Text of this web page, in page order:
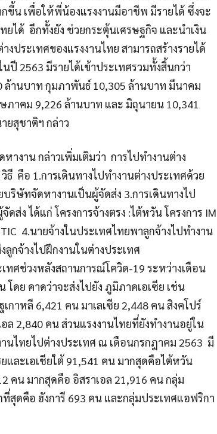
ขึ้น เพื่อให้พี่น้องแรงงานมีอาชีพ มีรายได้ ซึ่งจะ
ได้ อีกทั้งยัง ช่วยกระตุ้นเศรษฐกิจ และนำเงิน
ประเทศของแรงงานไทย สามารถสร้างรายได้
ปี 2563 มีรายได้เข้าประเทศรวมทั้งสิ้นกว่า
ล้านบาท กุมภาพันธ์ 10,305 ล้านบาท มีนาคม
าคม 9,226 ล้านบาท และ มิถุนายน 10,341
สุชาติฯ กล่าว
างาน กล่าวเพิ่มเติมว่า การไปทำงานต่าง
คือ 1.การเดินทางไปทำงานต่างประเทศด้วย
บริษัทจัดหางานเป็นผู้จัดส่ง 3.การเดินทางไป
ส่ง ได้แก่ โครงการจ้างตรง :ไต้หวัน โครงการ IM
4.นายจ้างในประเทศไทยพาลูกจ้างไปทำงาน
กจ้างไปฝึกงานในต่างประเทศ
ทศช่วงหลังสถานการณ์โควิด-19 ระหว่างเดือน
ดย คาดว่าจะส่งไปยัง ภูมิภาคเอเซีย เช่น
าหลี 6,421 คน มาเลเซีย 2,448 คน สิงคโปร์
ล 2,840 คน ส่วนแรงงานไทยที่ยังทำงานอยู่ใน
นไทยไปต่างประเทศ ณ เดือนกรกฎาคม 2563 มี
ละเอเชียใต้ 91,541 คน มากสุดคือไต้หวัน
คน มากสุดคือ อิสราเอล 21,916 คน กลุ่ม
สุดคือ ฮังการี 693 คน และกลุ่มประเทศแอฟริกา